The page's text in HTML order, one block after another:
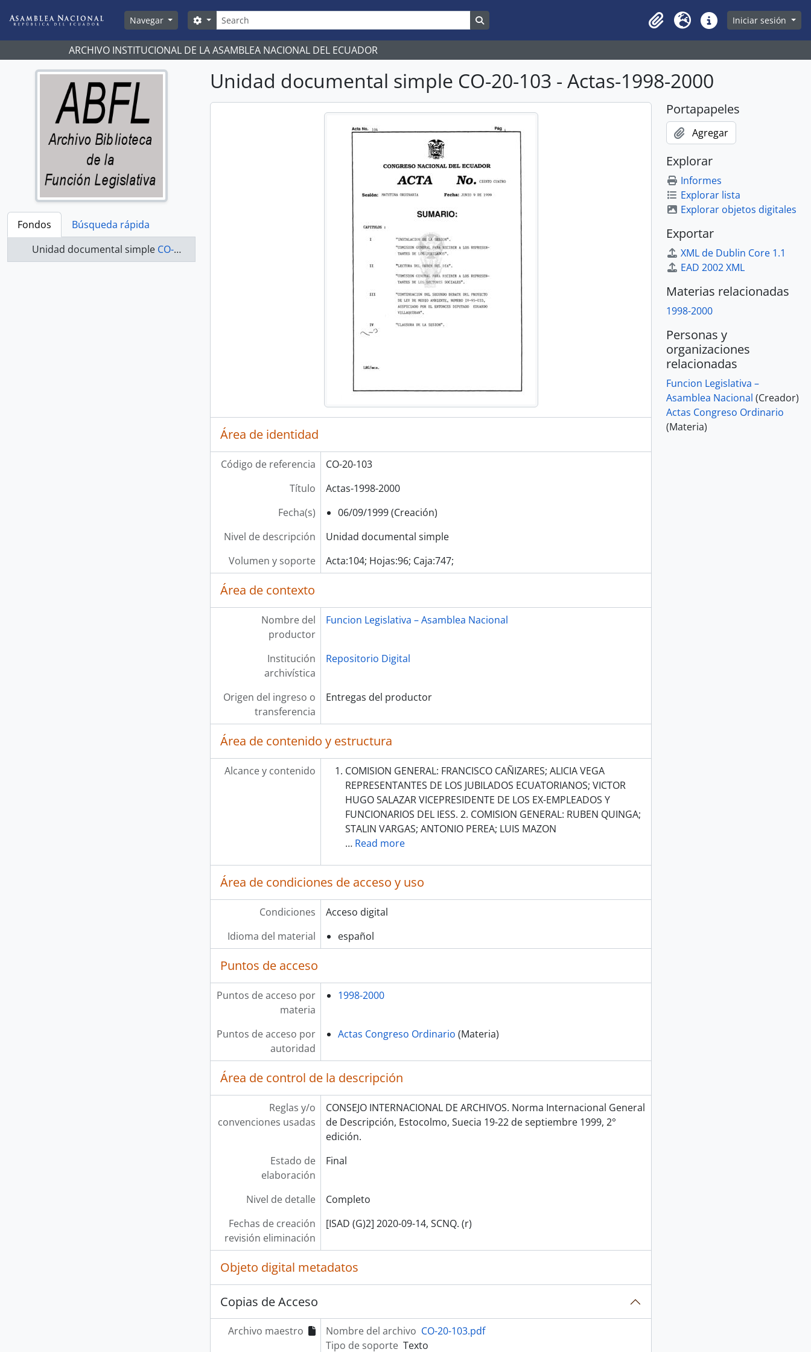
Navegar
Búsqueda
Search options
Clipboard
Idioma Enlaces rápidos
Iniciar sesión
ARCHIVO INSTITUCIONAL DE LA ASAMBLEA NACIONAL DEL ECUADOR
Fondos
Búsqueda rápida
Unidad documental simple CO-20-103 - Actas-1998-2000
Unidad documental simple CO-20-103 - Actas-1998-2000
Área de identidad
Código de referencia
CO-20-103
Título
Actas-1998-2000
Fecha(s)
06/09/1999 (Creación)
Nivel de descripción
Unidad documental simple
Volumen y soporte
Acta:104; Hojas:96; Caja:747;
Área de contexto
Nombre del
productor
Funcion Legislativa – Asamblea Nacional
Institución
archivística
Repositorio Digital
Origen del ingreso o
transferencia
Entregas del productor
Área de contenido y estructura
Alcance y contenido
COMISION GENERAL: FRANCISCO CAÑIZARES; ALICIA VEGA
REPRESENTANTES DE LOS JUBILADOS ECUATORIANOS; VICTOR
HUGO SALAZAR VICEPRESIDENTE DE LOS EX-EMPLEADOS Y
FUNCIONARIOS DEL IESS. 2. COMISION GENERAL: RUBEN QUINGA;
STALIN VARGAS; ANTONIO PEREA; LUIS MAZON
… Read more
Área de condiciones de acceso y uso
Condiciones
Acceso digital
Idioma del material
español
Puntos de acceso
Puntos de acceso por
materia
1998-2000
Puntos de acceso por
autoridad
Actas Congreso Ordinario (Materia)
Área de control de la descripción
Reglas y/o
convenciones usadas
CONSEJO INTERNACIONAL DE ARCHIVOS. Norma Internacional General
de Descripción, Estocolmo, Suecia 19-22 de septiembre 1999, 2°
edición.
Estado de
elaboración
Final
Nivel de detalle
Completo
Fechas de creación
revisión eliminación
[ISAD (G)2] 2020-09-14, SCNQ. (r)
Objeto digital metadatos
Copias de Acceso
Archivo maestro Nombre del archivo CO-20-103.pdf
Tipo de soporte Texto
Portapapeles
Agregar
Explorar
Informes
Explorar lista
Explorar objetos digitales
Exportar
XML de Dublin Core 1.1
EAD 2002 XML
Materias relacionadas
1998-2000
Personas y
organizaciones
relacionadas
Funcion Legislativa –
Asamblea Nacional (Creador)
Actas Congreso Ordinario
(Materia)